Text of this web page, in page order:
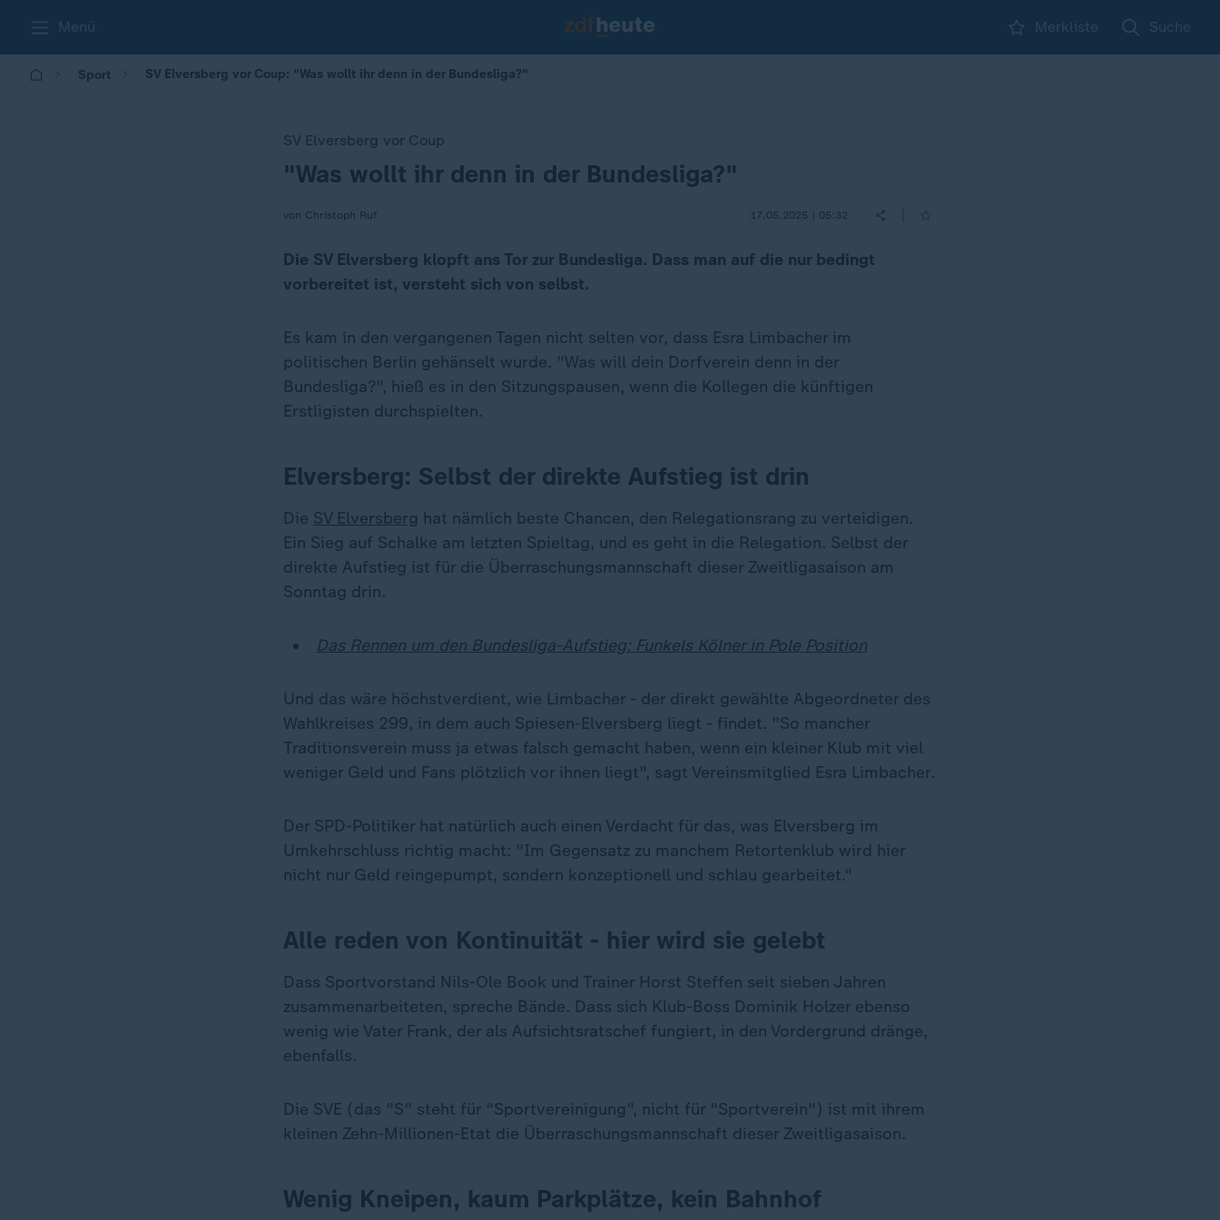
Menü Merkliste Suche
Sport SV Elversberg vor Coup: "Was wollt ihr denn in der Bundesliga?"
SV Elversberg vor Coup
:"Was wollt ihr denn in der Bundesliga?"
von Christoph Ruf 17.05.2025 | 05:32
Die SV Elversberg klopft ans Tor zur Bundesliga. Dass man auf die nur bedingt
vorbereitet ist, versteht sich von selbst.
Es kam in den vergangenen Tagen nicht selten vor, dass Esra Limbacher im
politischen Berlin gehänselt wurde. "Was will dein Dorfverein denn in der
Bundesliga?", hieß es in den Sitzungspausen, wenn die Kollegen die künftigen
Erstligisten durchspielten.
Elversberg: Selbst der direkte Aufstieg ist drin
Die SV Elversberg hat nämlich beste Chancen, den Relegationsrang zu verteidigen.
Ein Sieg auf Schalke am letzten Spieltag, und es geht in die Relegation. Selbst der
direkte Aufstieg ist für die Überraschungsmannschaft dieser Zweitligasaison am
Sonntag drin.
Das Rennen um den Bundesliga-Aufstieg: Funkels Kölner in Pole Position
Und das wäre höchstverdient, wie Limbacher - der direkt gewählte Abgeordneter des
Wahlkreises 299, in dem auch Spiesen-Elversberg liegt - findet. "So mancher
Traditionsverein muss ja etwas falsch gemacht haben, wenn ein kleiner Klub mit viel
weniger Geld und Fans plötzlich vor ihnen liegt", sagt Vereinsmitglied Esra Limbacher.
Der SPD-Politiker hat natürlich auch einen Verdacht für das, was Elversberg im
Umkehrschluss richtig macht: "Im Gegensatz zu manchem Retortenklub wird hier
nicht nur Geld reingepumpt, sondern konzeptionell und schlau gearbeitet."
Alle reden von Kontinuität - hier wird sie gelebt
Dass Sportvorstand Nils-Ole Book und Trainer Horst Steffen seit sieben Jahren
zusammenarbeiteten, spreche Bände. Dass sich Klub-Boss Dominik Holzer ebenso
wenig wie Vater Frank, der als Aufsichtsratschef fungiert, in den Vordergrund dränge,
ebenfalls.
Die SVE (das "S" steht für "Sportvereinigung", nicht für "Sportverein") ist mit ihrem
kleinen Zehn-Millionen-Etat die Überraschungsmannschaft dieser Zweitligasaison.
Wenig Kneipen, kaum Parkplätze, kein Bahnhof